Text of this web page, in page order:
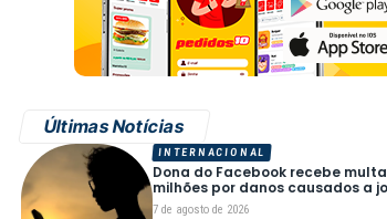
Últimas Notícias
Dona do Facebook recebe
milhões por danos causados a
7 de agosto de 2026
INTERNACIONAL